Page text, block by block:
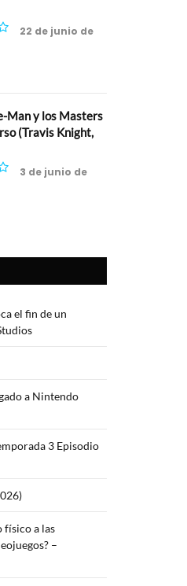
22 de junio de
Man y los Masters
(Travis Knight,
3 de junio de
el fin de un
a Nintendo
3 Episodio
físico a las
–